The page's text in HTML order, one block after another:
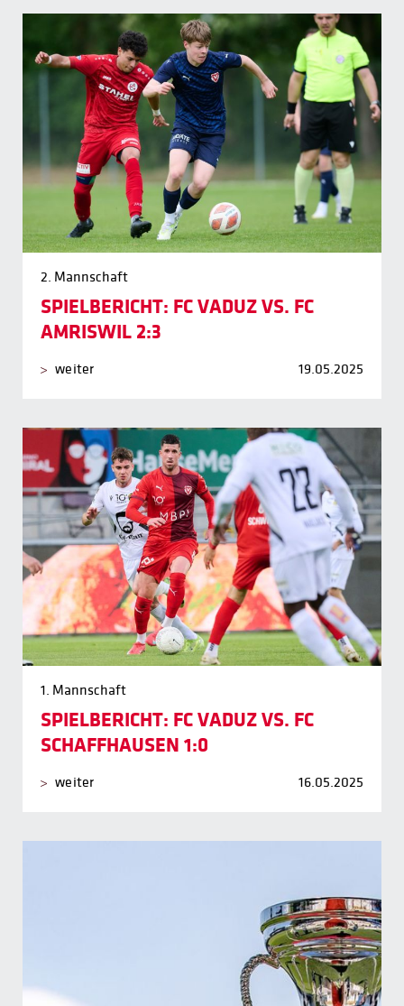
2. Mannschaft
SPIELBERICHT: FC VADUZ VS. FC
AMRISWIL 2:3
weiter 19.05.2025
1. Mannschaft
SPIELBERICHT: FC VADUZ VS. FC
SCHAFFHAUSEN 1:0
weiter 16.05.2025